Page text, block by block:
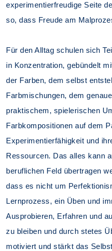
experimentierfreudige Seite
so, dass Freude am
Für den Alltag schulen sich
in Konzentration, gebündelt
der Farben, dem selbst
Farbmischungen, dem
praktischem, spielerischen
Farbkompositionen auf dem
Experimentierfähigkeit und
Ressourcen. Das alles kann
beruflichen Feld übertragen
dass es nicht um
Lernprozess, ein Üben und
Ausprobieren, Erfahren und
zu bleiben und durch stetes
motiviert und stärkt das